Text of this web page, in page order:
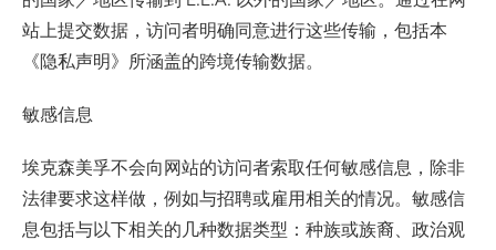
站上提交数据，访问者明确同意进行这些传输，包括本
《隐私声明》所涵盖的跨境传输数据。
敏感信息
埃克森美孚不会向网站的访问者索取任何敏感信息，除非
法律要求这样做，例如与招聘或雇用相关的情况。敏感信
息包括与以下相关的几种数据类型：种族或族裔、政治观